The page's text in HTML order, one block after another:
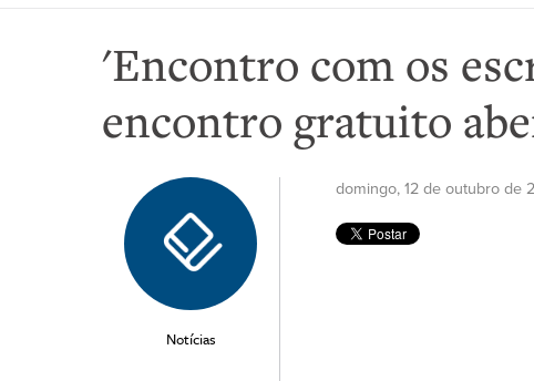
'Encontro com os
encontro gratuito
Notícias
domingo, 12 de outubro de